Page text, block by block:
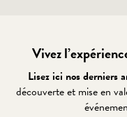
Vivez
Lisez ici nos derniers
découverte et mise en